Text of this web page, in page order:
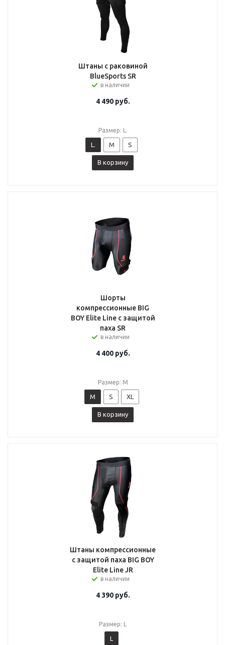
Штаны с раковиной
BlueSports SR
в наличии
4 490руб.
Размер: L.
L. M S
В корзину
Шорты
компрессионные BIG
BOY Elite Line с защитой
паха SR
в наличии
4 400руб.
Размер: M
M S XL
В корзину
Штаны компрессионные
с защитой паха BIG BOY
Elite Line JR
в наличии
4 390руб.
Размер: L
L